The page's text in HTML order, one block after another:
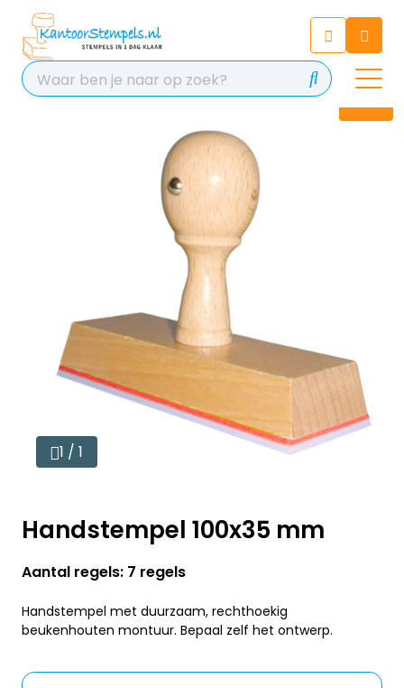
Chat 24/7 met onze chatbot
voor hulp
Contact
1 / 1
Handstempel 100x35 mm
Aantal regels: 7 regels
Handstempel met duurzaam, rechthoekig
beukenhouten montuur. Bepaal zelf het ontwerp.